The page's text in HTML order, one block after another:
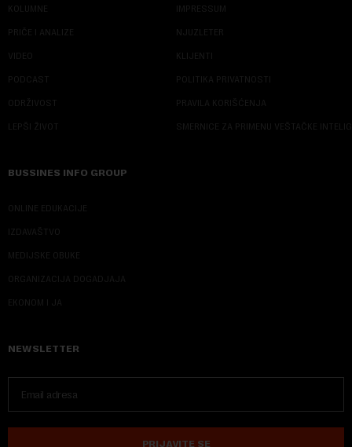
KOLUMNE
PRIČE I ANALIZE
VIDEO
PODCAST
ODRŽIVOST
LEPŠI ŽIVOT
IMPRESSUM
NJUZLETER
KLIJENTI
POLITIKA PRIVATNOSTI
PRAVILA KORIŠĆENJA
SMERNICE ZA PRIMENU VEŠTAČKE
BUSSINES INFO GROUP
ONLINE EDUKACIJE
IZDAVAŠTVO
MEDIJSKE OBUKE
ORGANIZACIJA DOGADJAJA
EKONOM I JA
NEWSLETTER
PRIJAVITE SE